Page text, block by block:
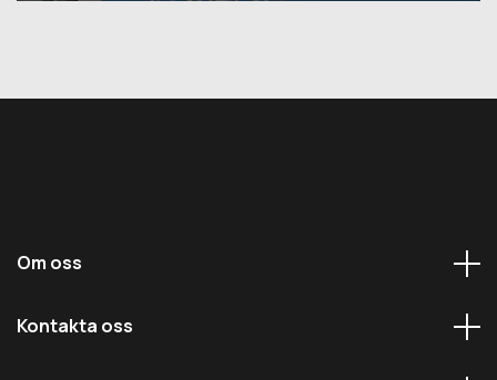
Om oss
Kontakta oss